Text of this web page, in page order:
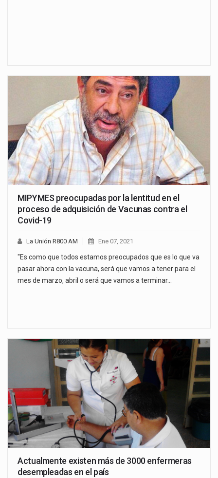
MIPYMES preocupadas por la lentitud en el
proceso de adquisición de Vacunas contra el
Covid-19
La Unión R800 AM Ene 07, 2021
"Es como que todos estamos preocupados que es lo que va
pasar ahora con la vacuna, será que vamos a tener para el
mes de marzo, abril o será que vamos a terminar…
Actualmente existen más de 3000 enfermeras
desempleadas en el país